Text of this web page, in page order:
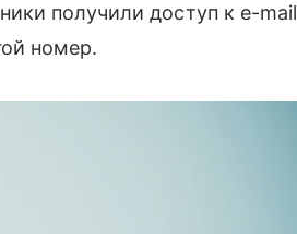
получили доступ к e-mail
номер.